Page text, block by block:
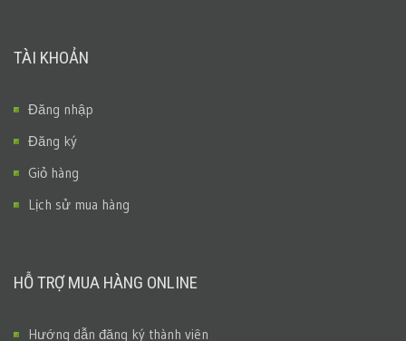
TÀI KHOẢN
Đăng nhập
Đăng ký
Giỏ hàng
Lịch sử mua hàng
HỖ TRỢ MUA HÀNG ONLINE
Hướng dẫn đăng ký thành viên